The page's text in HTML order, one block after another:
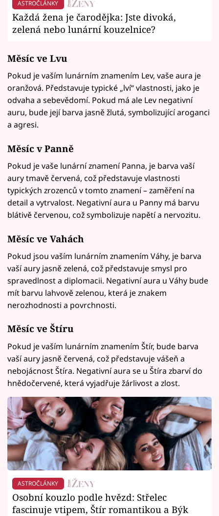
ASTROČLÁNKY
Každá žena je čarodějka: Jste divoká,
zelená nebo lunární kouzelnice?
Měsíc ve Lvu
Pokud je vaším lunárním znamením Lev, vaše aura je
oranžová. Představuje typické „lví“ vlastnosti, jako je
odvaha a sebevědomí. Pokud má ale Lev negativní
auru, bude její barva jasně žlutá, symbolizující aroganci
a agresi.
Měsíc vPanně
Pokud je vaše lunární znamení Panna, je barva vaší
aury tmavě červená, což představuje vlastnosti
typických zrozenců v tomto znamení – zaměření na
detail a vytrvalost. Negativní aura u Panny má barvu
blátivě červenou, což symbolizuje napětí a nervozitu.
Měsíc ve Vahách
Pokud jsou vaším lunárním znamením Váhy, je barva
vaší aury jasně zelená, což představuje smysl pro
spravedlnost a diplomacii. Negativní aura u Váhy bude
mít barvu lahvově zelenou, která je znakem
nerozhodnosti a povrchnosti.
Měsíc ve Štíru
Pokud je vaším lunárním znamením Štír, bude barva
vaší aury jasně červená, což představuje vášeň a
nebojácnost Štíra. Negativní aura se u Štíra zbarví do
hnědočervené, která vyjadřuje žárlivost a zlost.
ASTROČLÁNKY
Osobní kouzlo podle hvězd: Střelec
fascinuje vtipem, Štír romantikou a Býk